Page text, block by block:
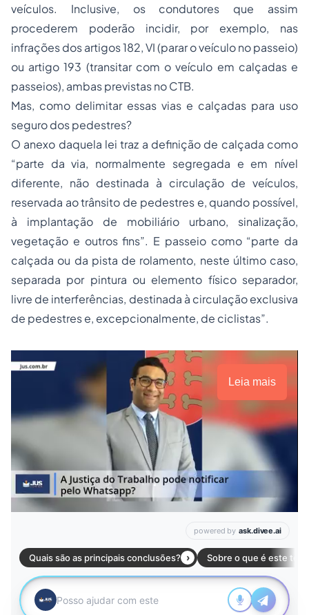
veículos. Inclusive, os condutores que assim
procederem poderão incidir, por exemplo, nas
infrações dos artigos 182, VI (parar o veículo no passeio)
ou artigo 193 (transitar com o veículo em calçadas e
passeios), ambas previstas no CTB.
Mas, como delimitar essas vias e calçadas para uso
seguro dos pedestres?
O anexo daquela lei traz a definição de calçada como
“parte da via, normalmente segregada e em nível
diferente, não destinada à circulação de veículos,
reservada ao trânsito de pedestres e, quando possível,
à implantação de mobiliário urbano, sinalização,
vegetação e outros fins”. E passeio como “parte da
calçada ou da pista de rolamento, neste último caso,
separada por pintura ou elemento físico separador,
livre de interferências, destinada à circulação exclusiva
de pedestres e, excepcionalmente, de ciclistas”.
Leia mais